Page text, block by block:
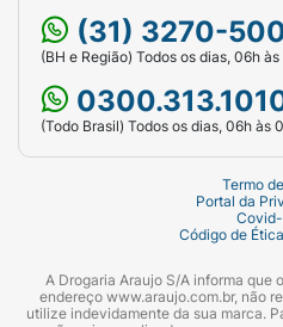
(31) 3270-
(BH e Região) Todos os dias, 06h
(Todo Brasil) Todos os dias, 06h às
Termo
Portal da
Código de
A Drogaria Araujo S/A informa que
endereço www.araujo.com.br, não
utilize indevidamente da sua marca.